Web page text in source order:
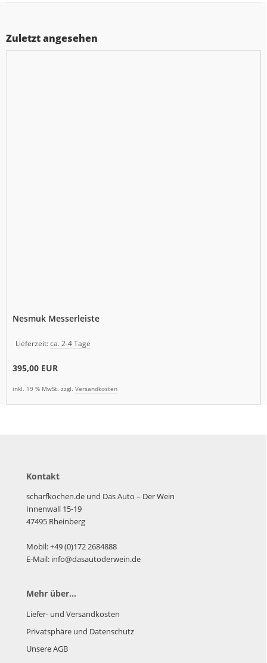
Zuletzt angesehen
Nesmuk Messerleiste
Lieferzeit:ca. 2-4 Tage
395,00 EUR
inkl. 19 % MwSt. zzgl. Versandkosten
Kontakt
scharfkochen.de und Das Auto – Der Wein
Innenwall 15-19
47495 Rheinberg
Mobil: +49 (0)172 2684888
E-Mail: info@dasautoderwein.de
Mehr über...
Liefer- und Versandkosten
Privatsphäre und Datenschutz
Unsere AGB